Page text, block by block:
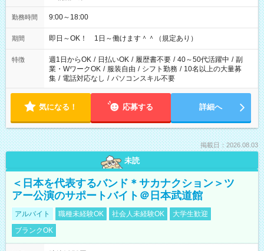
勤務時間 9:00～18:00
期間 即日～OK！ 1日～働けます＾＾（規定あり）
特徴 週1日からOK / 日払いOK / 履歴書不要 / 40～50代活躍中 / 副
業・WワークOK / 服装自由 / シフト勤務 / 10名以上の大量募
集 / 電話対応なし / パソコンスキル不要
気になる！ 応募する 詳細へ
掲載日：2026.08.03
未読
＜日本を代表するバンド＊サカナクション＞ツ
アー公演のサポートバイト＠日本武道館
アルバイト 職種未経験OK 社会人未経験OK
大学生歓迎
ブランクOK